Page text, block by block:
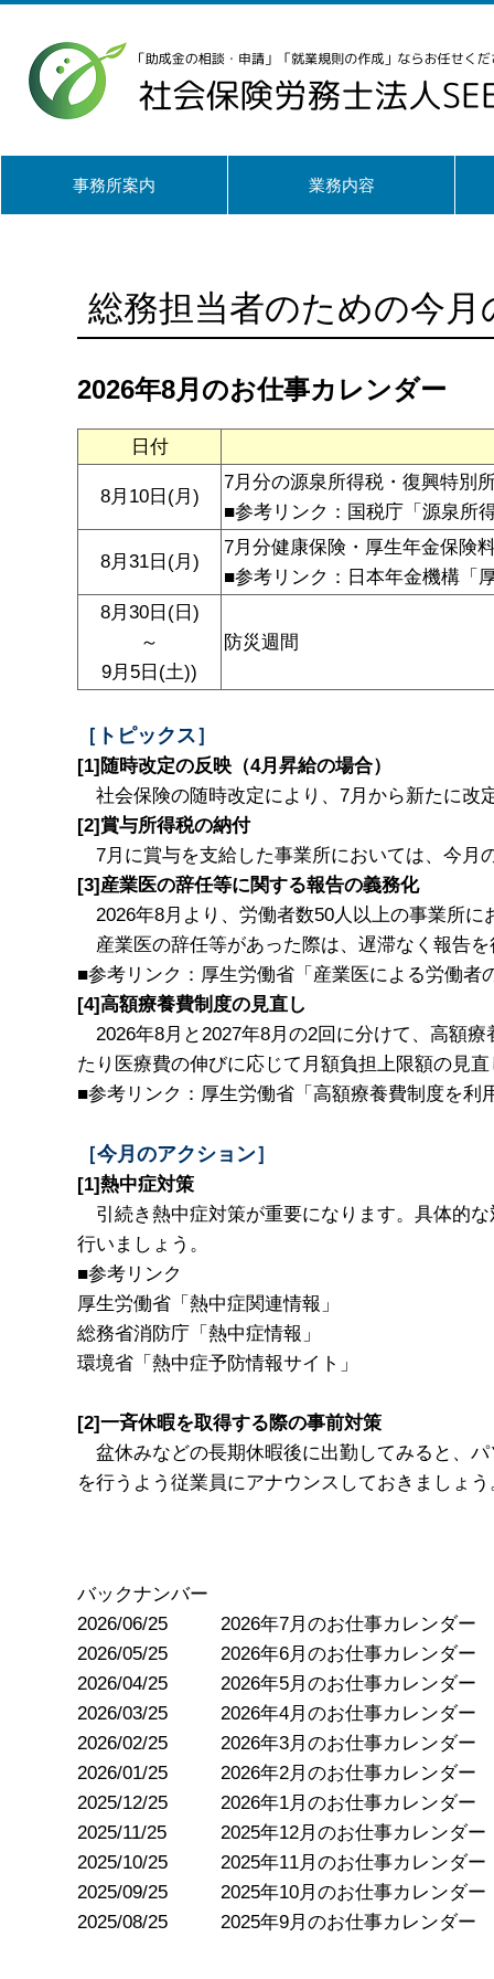
事務所案内 業務内容
総務担当者のための今
2026年8月のお仕事カレンダー
日付
8月10日(月)
7月分の源泉所得税・復興特別
■参考リンク：国税庁「 源泉所
8月31日(月)
7月分健康保険・厚生年金保険
■参考リンク：日本年金機構「
8月30日(日)
～
9月5日(土))
防災週間
［トピックス］
[1]随時改定の反映（4月昇給の場合）
社会保険の随時改定により、7月から新たに改
[2]賞与所得税の納付
7月に賞与を支給した事業所においては、今月
[3]産業医の辞任等に関する報告の義務化
2026年8月より、労働者数50人以上の事業所に
産業医の辞任等があった際は、遅滞なく報告
■参考リンク：厚生労働省「 産業医による労働者
[4]高額療養費制度の見直し
2026年8月と2027年8月の2回に分けて、高額
たり医療費の伸びに応じて月額負担上限額の見
■参考リンク：厚生労働省「 高額療養費制度を利
［今月のアクション］
[1]熱中症対策
引続き熱中症対策が重要になります。具体的
行いましょう。
■参考リンク
厚生労働省「 熱中症関連情報 」
総務省消防庁「 熱中症情報 」
環境省「 熱中症予防情報サイト 」
[2]一斉休暇を取得する際の事前対策
盆休みなどの長期休暇後に出勤してみると、
を行うよう従業員にアナウンスしておきましょ
バックナンバー
2026/06/25
2026年7月のお仕事カレンダー
2026/05/25
2026年6月のお仕事カレンダー
2026/04/25
2026年5月のお仕事カレンダー
2026/03/25
2026年4月のお仕事カレンダー
2026/02/25
2026年3月のお仕事カレンダー
2026/01/25
2026年2月のお仕事カレンダー
2025/12/25
2026年1月のお仕事カレンダー
2025/11/25
2025年12月のお仕事カレンダー
2025/10/25
2025年11月のお仕事カレンダー
2025/09/25
2025年10月のお仕事カレンダー
2025/08/25
2025年9月のお仕事カレンダー